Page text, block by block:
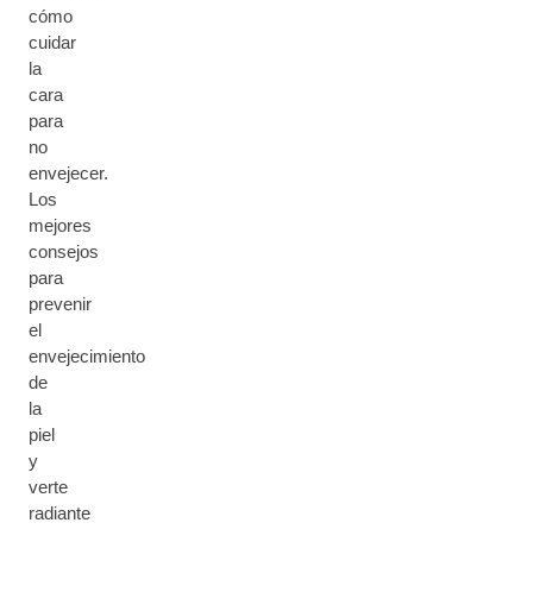
cómo
cuidar
la
cara
para
no
envejecer.
Los
mejores
consejos
para
prevenir
el
envejecimiento
de
la
piel
y
verte
radiante